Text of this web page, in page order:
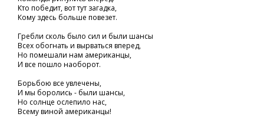
Кто победит, вот тут загадка,
Кому здесь больше повезет.
Гребли сколь было сил и были шансы
Всех обогнать и вырваться вперед,
Но помешали нам американцы,
И все пошло наоборот.
Борьбою все увлечены,
И мы боролись - были шансы,
Но солнце ослепило нас,
Всему виной американцы!